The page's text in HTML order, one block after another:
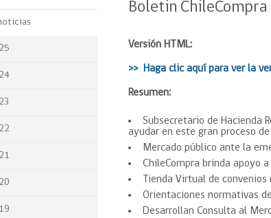
Participación Ciudadana
Reportes Ley de Inclusión
Sé parte de nuestro equipo
Gratis y en línea
Certificación competencias
Asesorías estratégicas
Compras Coordinadas
Datos Abiertos
Boletin
Versión HTML:
>> Haga clic aquí para ver la
Resumen:
Subsecretario de Hacienda
ayudar en este gran proceso
Mercado público ante la
ChileCompra brinda apoyo
Tienda Virtual de
Orientaciones normativas
Desarrollan Consulta al